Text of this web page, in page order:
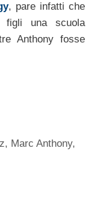
, pare infatti che
figli una scuola
Anthony fosse
, Marc Anthony,